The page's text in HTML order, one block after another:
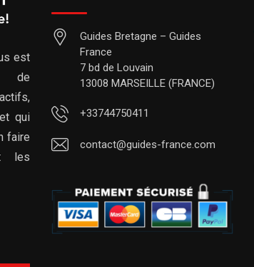
est
de
qui
faire
les
Guides Bretagne – Guides
France
7 bd de Louvain
13008 MARSEILLE (FRANCE)
+33744750411
contact@guides-france.com